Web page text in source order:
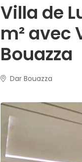
Villa de
m² avec
Bouazza
Dar Bouazza